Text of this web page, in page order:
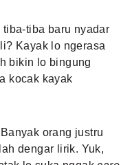
tiba baru nyadar
Kayak lo ngerasa
bikin lo bingung
kocak kayak
orang justru
dengar lirik. Yuk,